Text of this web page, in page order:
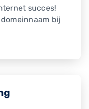
succes!
bij